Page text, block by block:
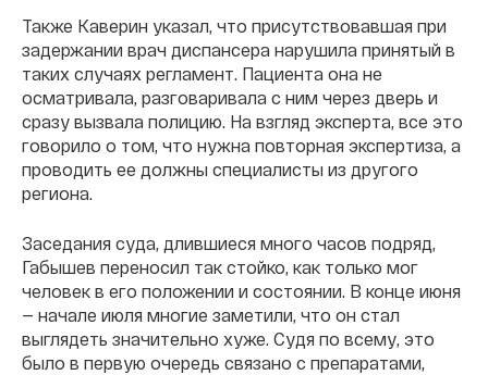
Также Каверин указал, что присутствовавшая при
задержании врач диспансера нарушила принятый в
таких случаях регламент. Пациента она не
осматривала, разговаривала с ним через дверь и
сразу вызвала полицию. На взгляд эксперта, все это
говорило о том, что нужна повторная экспертиза, а
проводить ее должны специалисты из другого
региона.
Заседания суда, длившиеся много часов подряд,
Габышев переносил так стойко, как только мог
человек в его положении и состоянии. В конце июня
— начале июля многие заметили, что он стал
выглядеть значительно хуже. Судя по всему, это
было в первую очередь связано с препаратами,